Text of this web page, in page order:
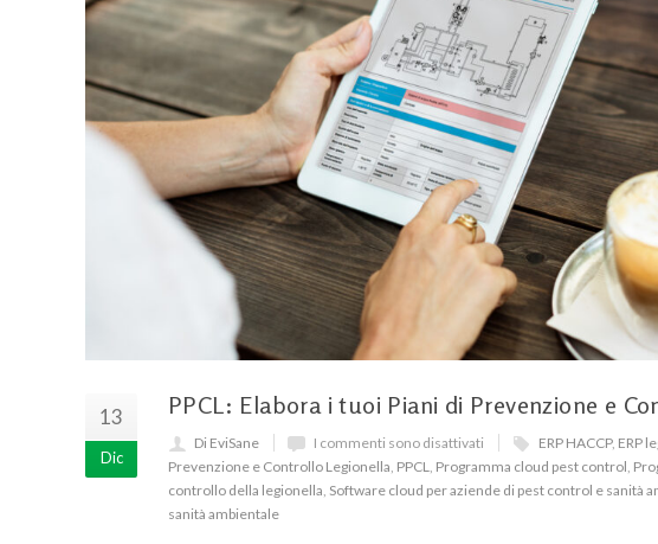
13
Dic
PPCL: Elabora i tuoi Piani di Prevenzione e
Di EviSane I commenti sono disattivati ERP HACCP, ERP
Prevenzione e Controllo Legionella PPCL Programma cloud pest control
controllo della legionella Software cloud per aziende di pest control e sanità
sanità ambientale